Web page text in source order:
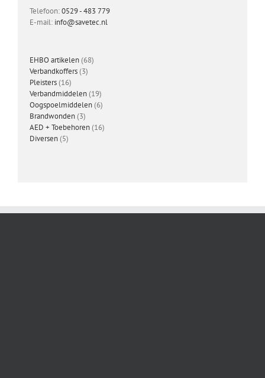
Telefoon:0529 - 483 779
E-mail: info@savetec.nl
EHBO artikelen 6868
Verbandkoffers 33
Pleisters 1616
producten
Verbandmiddelen 1919
producten
Oogspoelmiddelen 66
Brandwonden 33
producten
AED + Toebehoren 1616
Diversen 55